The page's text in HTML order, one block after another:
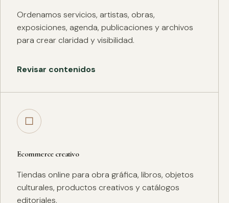
Ordenamos servicios, artistas, obras,
exposiciones, agenda, publicaciones y archivos
para crear claridad y visibilidad.
Revisar contenidos
□
Ecommerce creativo
Tiendas online para obra gráfica, libros, objetos
culturales, productos creativos y catálogos
editoriales.